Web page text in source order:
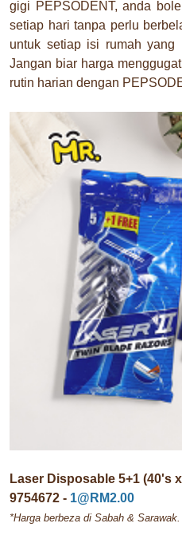
gigi PEPSODENT, anda
setiap hari tanpa perlu
untuk setiap isi rumah
Jangan biar harga
rutin harian dengan
Laser Disposable 5+1 (40's
9754672 - 1@RM2.00
*Harga berbeza di Sabah & Sarawak.